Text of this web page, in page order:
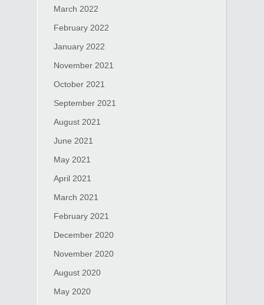
March 2022
February 2022
January 2022
November 2021
October 2021
September 2021
August 2021
June 2021
May 2021
April 2021
March 2021
February 2021
December 2020
November 2020
August 2020
May 2020